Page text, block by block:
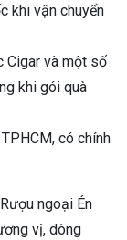
khi vận chuyển
Cigar và một số
khi gói quà
có chính
ngoại Én
vị, dòng